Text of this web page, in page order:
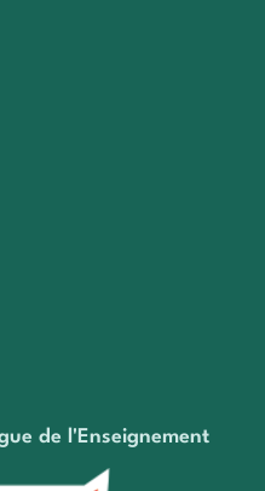
de l'Enseignement